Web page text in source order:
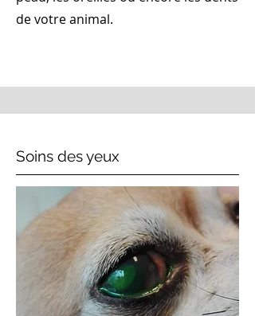
de votre animal.
Soins des yeux